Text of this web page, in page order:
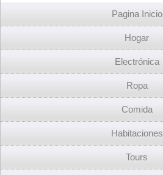
Pagina Inicio
Hogar
Electrónica
Ropa
Comida
Habitaciones
Tours